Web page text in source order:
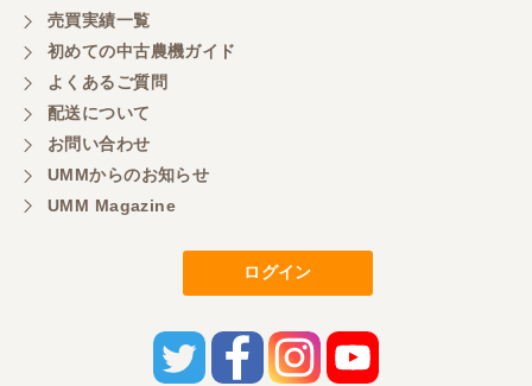
売買実績一覧
初めての中古農機ガイド
よくあるご質問
配送について
お問い合わせ
UMMからのお知らせ
UMM Magazine
ログイン